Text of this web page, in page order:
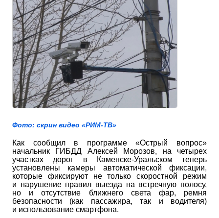
Фото: скрин видео «РИМ-ТВ»
Как сообщил в программе «Острый вопрос»
начальник ГИБДД Алексей Морозов, на четырех
участках дорог в Каменске-Уральском теперь
установлены камеры автоматической фиксации,
которые фиксируют не только скоростной режим
и нарушение правил выезда на встречную полосу,
но и отсутствие ближнего света фар, ремня
безопасности (как пассажира, так и водителя)
и использование смартфона.